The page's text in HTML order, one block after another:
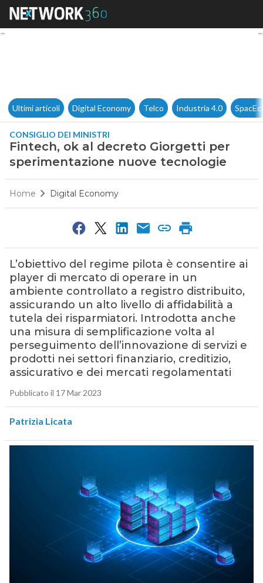
Fintech, ok al decreto
Ultimi articoli Digital Economy Telco Industria 4.0
CONSIGLIO DEI MINISTRI
Fintech, ok al decreto Giorgetti per
sperimentazione nuove tecnologie
Home Digital Economy
L’obiettivo del regime pilota è consentire ai
player di mercato di operare in un
ambiente controllato a registro distribuito,
assicurando un alto livello di affidabilità a
tutela dei risparmiatori. Introdotta anche
una misura di semplificazione volta al
perseguimento dell’innovazione di servizi e
prodotti nei settori finanziario, creditizio,
assicurativo e dei mercati regolamentati
Pubblicato il 17 Mar 2023
Patrizia Licata